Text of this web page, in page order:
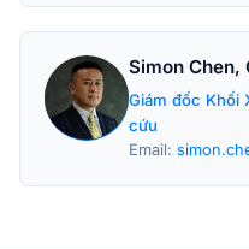
Simon Chen,
Giám đốc Khối
cứu
Email: